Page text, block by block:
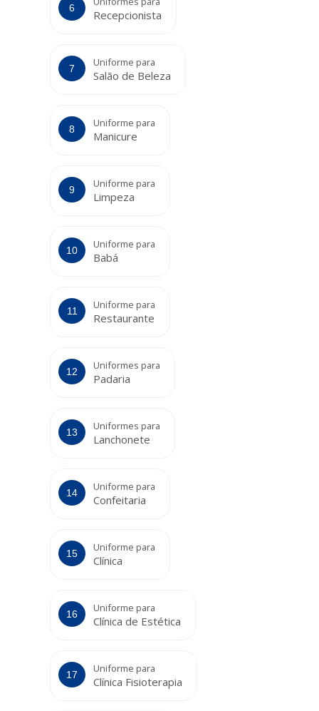
Recepcionista
Uniforme para
Salão de Beleza
Uniforme para
Manicure
Uniforme para
Limpeza
Uniforme para
Babá
Uniforme para
Restaurante
Uniformes para
Padaria
Uniformes para
Lanchonete
Uniforme para
Confeitaria
Uniforme para
Clínica
Uniforme para
Clínica de Estética
Uniforme para
Clínica Fisioterapia